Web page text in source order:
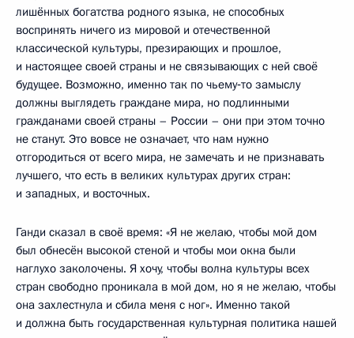
лишённых богатства родного языка, не способных
воспринять ничего из мировой и отечественной
классической культуры, презирающих и прошлое,
и настоящее своей страны и не связывающих с ней своё
будущее. Возможно, именно так по чьему‑то замыслу
должны выглядеть граждане мира, но подлинными
гражданами своей страны – России – они при этом точно
не станут. Это вовсе не означает, что нам нужно
отгородиться от всего мира, не замечать и не признавать
лучшего, что есть в великих культурах других стран:
и западных, и восточных.
Ганди сказал в своё время: «Я не желаю, чтобы мой дом
был обнесён высокой стеной и чтобы мои окна были
наглухо заколочены. Я хочу, чтобы волна культуры всех
стран свободно проникала в мой дом, но я не желаю, чтобы
она захлестнула и сбила меня с ног». Именно такой
и должна быть государственная культурная политика нашей